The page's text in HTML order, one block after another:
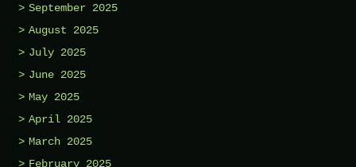
September 2025
August 2025
July 2025
June 2025
May 2025
April 2025
March 2025
February 2025